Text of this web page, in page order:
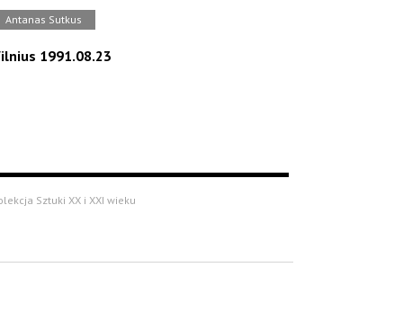
Antanas Sutkus
1991.08.23
Sztuki XX i XXI wieku